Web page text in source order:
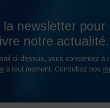
newsletter
notre
ci-dessus, vous consentez à
à tout moment. Consultez nos